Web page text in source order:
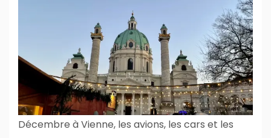
Décembre à Vienne, les avions, les cars et les